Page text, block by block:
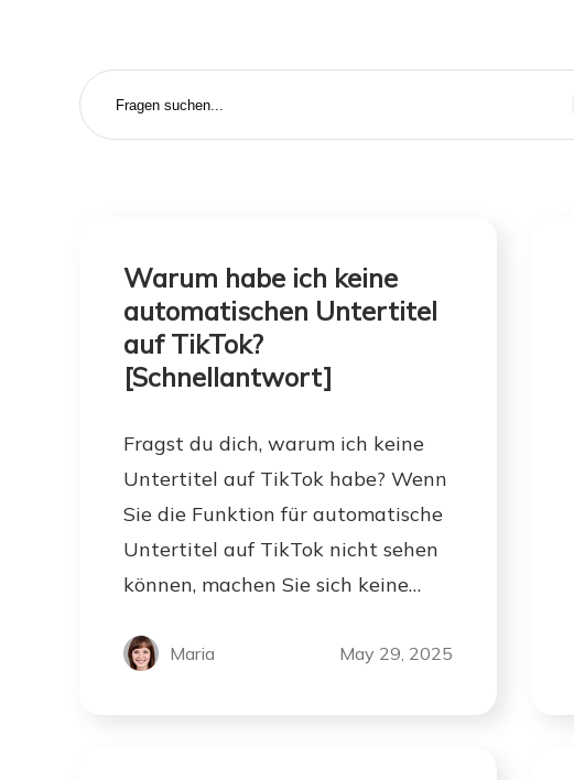
Warum habe ich keine
automatischen Untertitel
auf TikTok?
[Schnellantwort]
Fragst du dich, warum ich keine
Untertitel auf TikTok habe? Wenn
Sie die Funktion für automatische
Untertitel auf TikTok nicht sehen
können, machen Sie sich keine
Untertitel für jeden Videoclip
Maria May 29, 2025